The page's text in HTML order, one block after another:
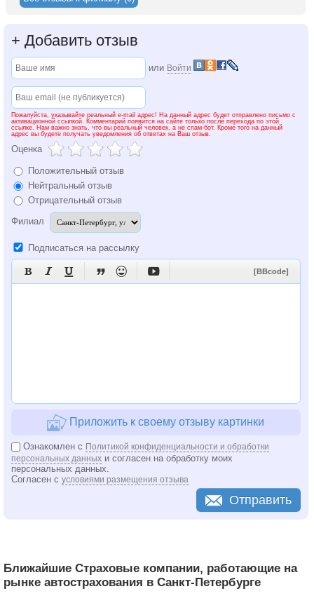
+ Добавить отзыв
или Войти
Пожалуйста, указывайте реальный e-mail адрес! На данный адрес будет отправлено письмо с
активационной ссылкой. Комментарий появится на сайте только после перехода по этой
ссылке. Нам важно знать, что вы реальный человек, а не спам-бот. Кроме того на данный
адрес вы будете получать уведомления об ответах на Ваш отзыв.
Оценка
Положительный отзыв
Нейтральный отзыв
Отрицательный отзыв
Филиал
Подписаться на рассылку
      [BBcode]
Приложить к своему отзыву картинки
Ознакомлен с Политикой конфиденциальности и обработки
персональных данных и согласен на обработку моих
персональных данных.
Согласен с условиями размещения отзыва
Отправить
Ближайшие Страховые компании, работающие на
рынке автострахования в Санкт-Петербурге